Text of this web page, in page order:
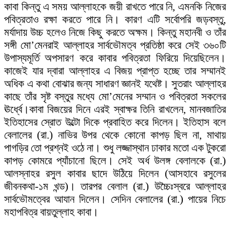
কাবা কিন্তু এ সময় আল্লাহকে জয়ী রাখতে পারে নি, এমনকি নিজের
পবিত্রতাও রক্ষা করতে পারে নি। কারণ এটি সর্বোপরি জড়বস্তু,
মর্যাদায় উচ্চ হলেও নিজে কিছু করতে অক্ষম। কিন্তু মহানবী ও তাঁর
সঙ্গী মো’মেনরাই আল্লাহর সার্বভৌমত্ব প্রতিষ্ঠা করে সেই ৩৬০টি
উপাস্যমূর্তি অপসারণ করে কাবার পবিত্রতা ফিরিয়ে দিয়েছিলেন।
কাজেই যার দ্বারা আল্লাহর এ বিজয় প্রাপ্ত হচ্ছে তার সম্মানই
অধিক এ কথা বোঝার জন্য সাধারণ জ্ঞানই যথেষ্ট। সুতরাং আল্লাহর
কাছে তাঁর সৃষ্ট বস্তুর মধ্যে মো’মেনের সম্মান ও পবিত্রতা সকলের
ঊর্ধ্বে।কাবা বিজয়ের দিনে এরই স্বাক্ষর তিনি রাখলেন, মানবজাতির
ইতিহাসের স্রোত উল্টো দিকে প্রবাহিত করে দিলেন। ইতিহাস বলে
বেলালের (রা.) নাভির উপর থেকে কোনো কাপড় ছিল না, মাথায়
পাগড়ির তো প্রশ্নই ওঠে না। শুধু লজ্জাস্থান ঢাকার মতো এক টুকরো
কাপড় কোমরে প্যাঁচানো ছিলে। সেই অর্ধ উলঙ্গ বেলালকে (রা.)
আলস্নাহর রসুল কাবার ছাদে উঠিয়ে দিলেন (আসহাবে রসুলের
জীবনকথা-১ম খন্ড)। তারপর বেলাল (রা.) উচ্চৈঃস্বরে আল্লাহর
সার্বভৌমত্বের আযান দিলেন। সেদিন বেলালের (রা.) পায়ের নিচে
মহাপবিত্র বায়তুল্লাহ কাবা।